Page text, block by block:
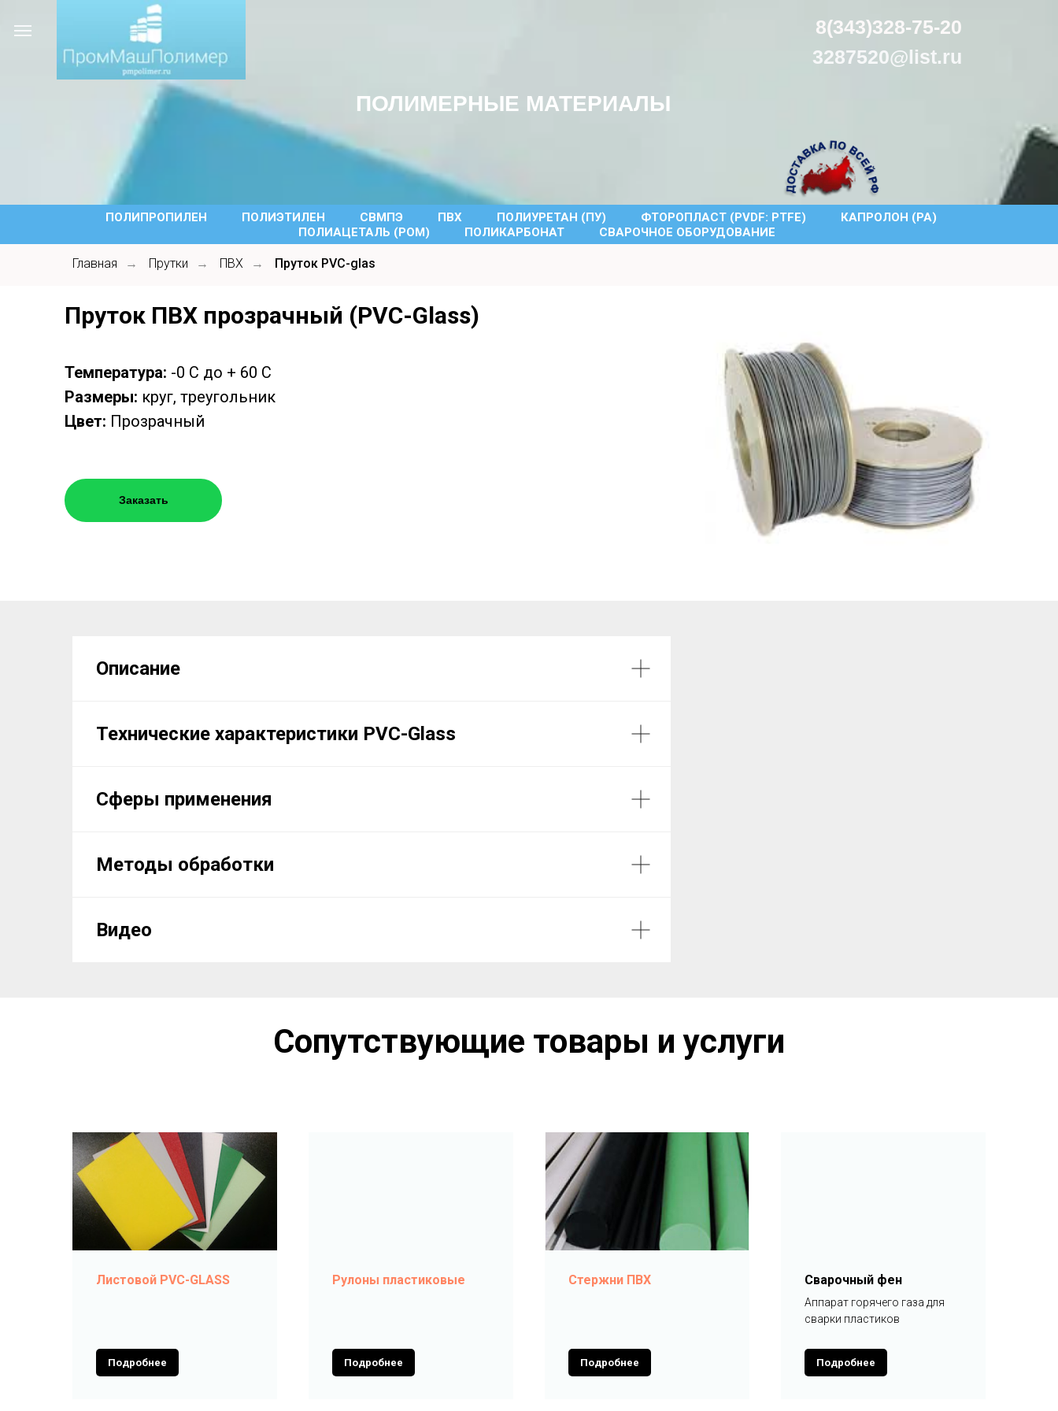
ПОЛИМЕРНЫЕ МАТЕРИАЛЫ
8(343)328-75-20
3287520@list.ru
ПОЛИПРОПИЛЕН ПОЛИЭТИЛЕН СВМПЭ ПВХ ПОЛИУРЕТАН (ПУ) ФТОРОПЛАСТ (PVDF: PTFE)
КАПРОЛОН (PA)
ПОЛИАЦЕТАЛЬ (POM)
ПОЛИКАРБОНАТ СВАРОЧНОЕ ОБОРУДОВАНИЕ
Главная → Прутки → ПВХ → Пруток PVC-glas
Температура: -0 С до + 60 С
Размеры: круг, треугольник
Цвет: Прозрачный
Заказать
Пруток ПВХ прозрачный (PVC-Glass)
Описание
Технические характеристики PVC-Glass
Сферы применения
Методы обработки
Видео
Сопутствующие товары и услуги
Листовой PVC-GLASS
Подробнее
Рулоны пластиковые
Подробнее
Стержни ПВХ
Подробнее
Сварочный фен
Аппарат горячего газа для
сварки пластиков
Подробнее